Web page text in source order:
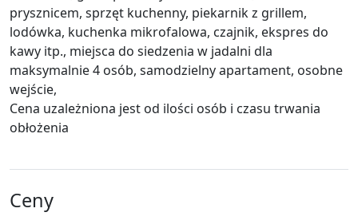
prysznicem, sprzęt kuchenny, piekarnik z grillem,
lodówka, kuchenka mikrofalowa, czajnik, ekspres do
kawy itp., miejsca do siedzenia w jadalni dla
maksymalnie 4 osób, samodzielny apartament, osobne
wejście,
Cena uzależniona jest od ilości osób i czasu trwania
obłożenia
Ceny